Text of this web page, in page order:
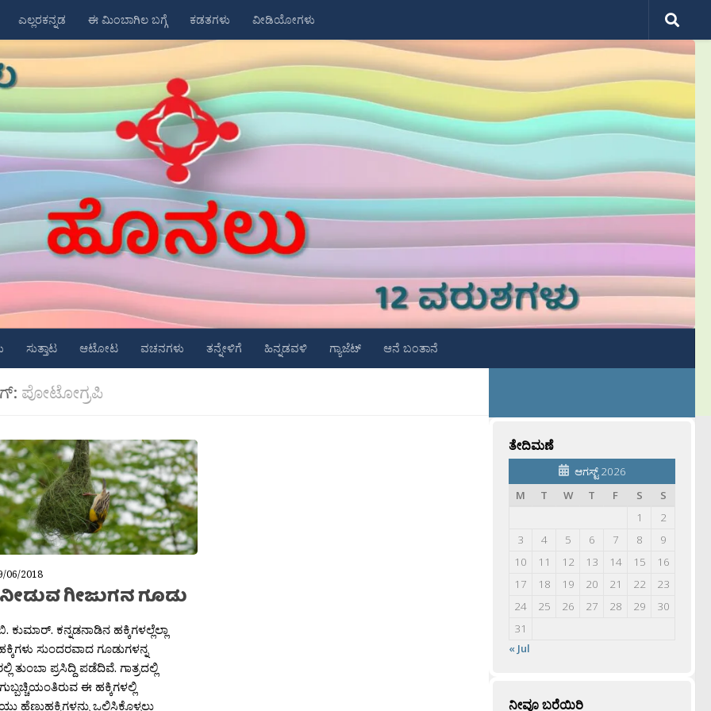
ಎಲ್ಲರಕನ್ನಡ ಈ ಮಿಂಬಾಗಿಲ ಬಗ್ಗೆ ಕಡತಗಳು ವೀಡಿಯೋಗಳು
ಸುತ್ತಾಟ ಆಟೋಟ ವಚನಗಳು ತನ್ನೇಳಿಗೆ ಹಿನ್ನಡವಳಿ ಗ್ಯಾಜೆಟ್ ಆನೆ ಬಂತಾನೆ
ಪೋಟೋಗ್ರಪಿ
06/2018
ಗೀಜುಗನ ಗೂಡು
ಕುಮಾರ್. ಕನ್ನಡನಾಡಿನ ಹಕ್ಕಿಗಳಲ್ಲೆಲ್ಲಾ
ಸುಂದರವಾದ ಗೂಡುಗಳನ್ನ
ತುಂಬಾ ಪ್ರಸಿದ್ದಿ ಪಡೆದಿವೆ. ಗಾತ್ರದಲ್ಲಿ
ಈ ಹಕ್ಕಿಗಳಲ್ಲಿ
ಹೆಣ್ಣುಹಕ್ಕಿಗಳನ್ನು ಒಲಿಸಿಕೊಳ್ಳಲು
ತೇದಿಮಣೆ
ಆಗಸ್ಟ್ 2026
M
T W T F S
S
1
2
3
4 5 6 7 8
9
10
11 12 13 14 15
16
17
18 19 20 21 22
23
24
25 26 27 28 29
30
31
« Jul
ನೀವೂ ಬರೆಯಿರಿ